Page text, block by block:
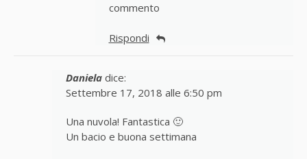
commento
Rispondi
Daniela dice:
Settembre 17, 2018 alle 6:50 pm
Una nuvola! Fantastica 🙂
Un bacio e buona settimana